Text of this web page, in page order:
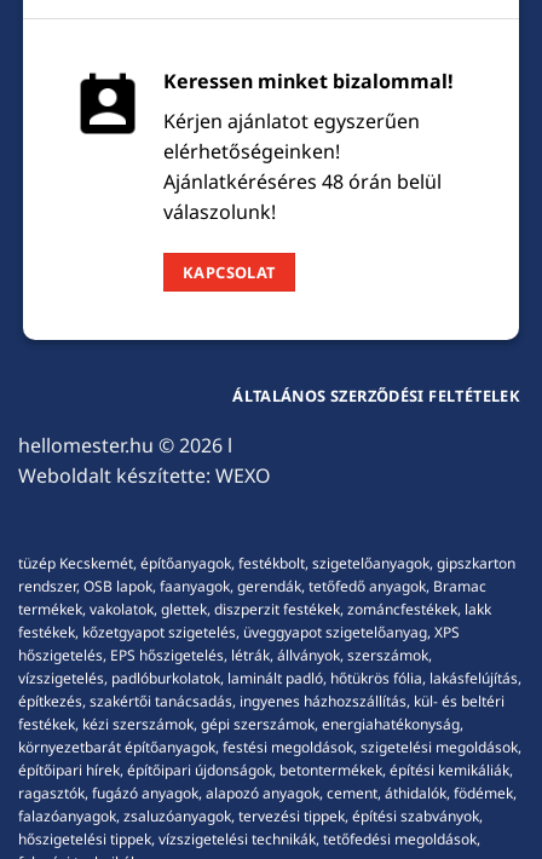
Keressen minket bizalommal!
Kérjen ajánlatot egyszerűen
elérhetőségeinken!
Ajánlatkéréséres 48 órán belül
válaszolunk!
KAPCSOLAT
hellomester.hu © 2026 l
Weboldalt készítette: WEXO
ÁLTALÁNOS SZERZŐDÉSI FELTÉTELEK
tüzép Kecskemét, építőanyagok, festékbolt, szigetelőanyagok, gipszkarton
rendszer, OSB lapok, faanyagok, gerendák, tetőfedő anyagok, Bramac
termékek, vakolatok, glettek, diszperzit festékek, zománcfestékek, lakk
festékek, kőzetgyapot szigetelés, üveggyapot szigetelőanyag, XPS
hőszigetelés, EPS hőszigetelés, létrák, állványok, szerszámok,
vízszigetelés, padlóburkolatok, laminált padló, hőtükrös fólia, lakásfelújítás,
építkezés, szakértői tanácsadás, ingyenes házhozszállítás, kül- és beltéri
festékek, kézi szerszámok, gépi szerszámok, energiahatékonyság,
környezetbarát építőanyagok, festési megoldások, szigetelési megoldások,
építőipari hírek, építőipari újdonságok, betontermékek, építési kemikáliák,
ragasztók, fugázó anyagok, alapozó anyagok, cement, áthidalók, födémek,
falazóanyagok, zsaluzóanyagok, tervezési tippek, építési szabványok,
hőszigetelési tippek, vízszigetelési technikák, tetőfedési megoldások,